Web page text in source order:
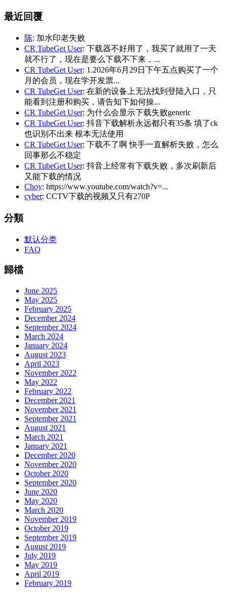
最近回覆
陈: 加水印老失败
CR TubeGet User: 下载器不好用了，我买了就用了一天
就不行了，现在是要么下载不下来，...
CR TubeGet User: 1.2026年6月29日下午五点购买了一个
月的会员，现在学开发票...
CR TubeGet User: 在新的设备上无法找到登陆入口，只
能看到注册和购买，请告知下如何操...
CR TubeGet User: 为什么会显示下载失败generic
CR TubeGet User: 抖音下载解析永远都只有35条 填了ck
也识别不出来 根本无法使用
CR TubeGet User: 下载不了啊 快手一直解析失败，怎么
回事那么不稳定
CR TubeGet User: 抖音上经常有下载失败，多次刷新后
又能下载的情况
Choy: https://www.youtube.com/watch?v=...
cyber: CCTV下载的视频又只有270P
分類
默认分类
FAQ
歸檔
June 2025
May 2025
February 2025
December 2024
September 2024
March 2024
January 2024
August 2023
April 2023
November 2022
May 2022
February 2022
December 2021
November 2021
September 2021
August 2021
March 2021
January 2021
December 2020
November 2020
October 2020
September 2020
June 2020
May 2020
March 2020
November 2019
October 2019
September 2019
August 2019
July 2019
May 2019
April 2019
February 2019